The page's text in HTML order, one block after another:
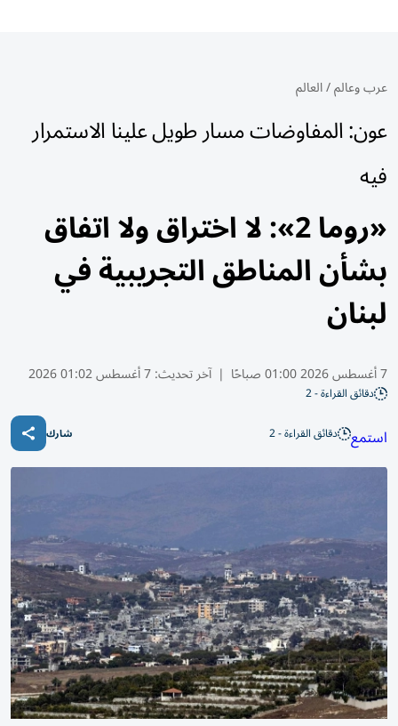
عرب وعالم/العالم
عون: المفاوضات مسار طويل علينا الاستمرار
فيه
«روما 2»: لا اختراق ولا اتفاق
بشأن المناطق التجريبية في
لبنان
7 أغسطس 2026 01:00 صباحًا | آخر تحديث:7 أغسطس 01:02 2026
دقائق القراءة - 2
استمع دقائق القراءة - 2 شارك